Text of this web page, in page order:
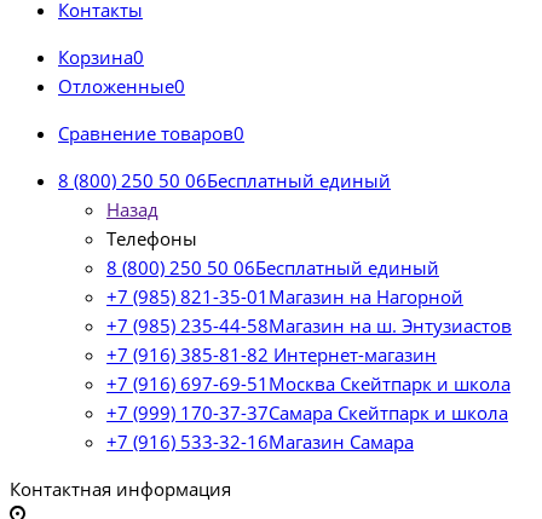
Контакты
Корзина0
Отложенные0
Сравнение товаров0
8 (800) 250 50 06Бесплатный единый
Назад
Телефоны
8 (800) 250 50 06Бесплатный единый
+7 (985) 821-35-01 Магазин на Нагорной
+7 (985) 235-44-58Магазин на ш. Энтузиастов
+7 (916) 385-81-82 Интернет-магазин
+7 (916) 697-69-51 Москва Скейтпарк и школа
+7 (999) 170-37-37Самара Скейтпарк и школа
+7 (916) 533-32-16Магазин Самара
Контактная информация